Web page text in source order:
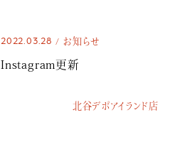
2022.03.28 お知らせ
Instagram更新
北谷デポアイランド店